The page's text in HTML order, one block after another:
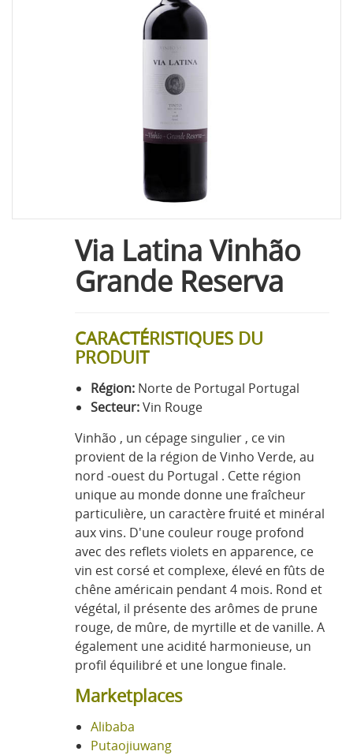
Via Latina Vinhão
Grande Reserva
CARACTÉRISTIQUES DU
PRODUIT
Région: Norte de Portugal Portugal
Secteur:Vin Rouge
Vinhão , un cépage singulier , ce vin
provient de la région de Vinho Verde, au
nord -ouest du Portugal . Cette région
unique au monde donne une fraîcheur
particulière, un caractère fruité et minéral
aux vins. D'une couleur rouge profond
avec des reflets violets en apparence, ce
vin est corsé et complexe, élevé en fûts de
chêne américain pendant 4 mois. Rond et
végétal, il présente des arômes de prune
rouge, de mûre, de myrtille et de vanille. A
également une acidité harmonieuse, un
profil équilibré et une longue finale.
Marketplaces
Alibaba
Putaojiuwang